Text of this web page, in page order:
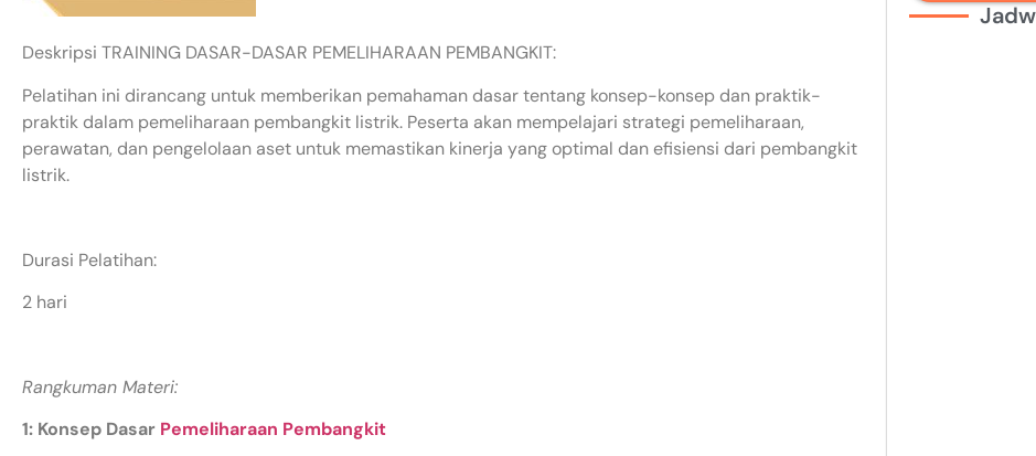
Deskripsi TRAINING DASAR-DASAR PEMELIHARAAN PEMBANGKIT:
Pelatihan ini dirancang untuk memberikan pemahaman dasar tentang konsep-konsep dan praktik-
praktik dalam pemeliharaan pembangkit listrik. Peserta akan mempelajari strategi pemeliharaan,
perawatan, dan pengelolaan aset untuk memastikan kinerja yang optimal dan efisiensi dari pembangkit
listrik.
Durasi Pelatihan:
2 hari
Rangkuman Materi:
1: Konsep Dasar Pemeliharaan Pembangkit